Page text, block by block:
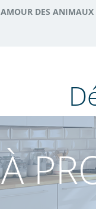
AMOUR DES ANIMAUX
À